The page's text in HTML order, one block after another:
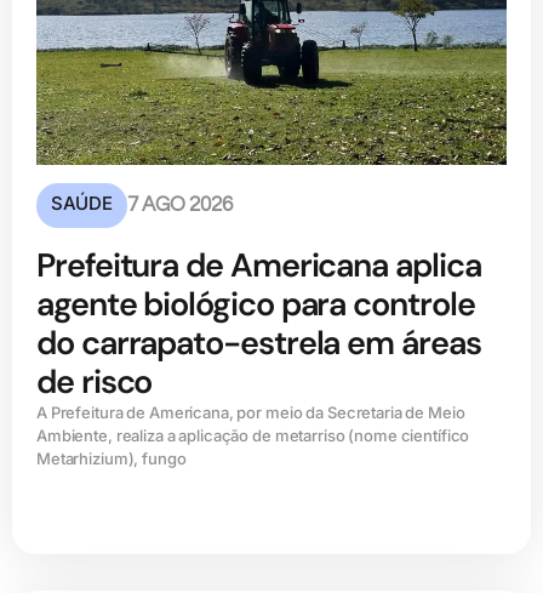
SAÚDE 7 AGO 2026
Prefeitura de Americana aplica
agente biológico para controle
do carrapato-estrela em áreas
de risco
A Prefeitura de Americana, por meio da Secretaria de Meio
Ambiente, realiza a aplicação de metarriso (nome científico
Metarhizium), fungo